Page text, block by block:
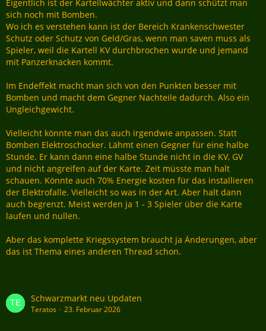
Eigentlich ist der Kartellwächter aktiv und dann schützt man
sich noch mit Bomben.
Wo ich es verstehen kann ist der Bereich Krankenschwester
Schutz oder Schutz von Geld/Gras, wenn man saven muss als
Spieler, weil die Kartell KV durchbrochen wurde und jemand
mit Panzerknacken kommt.
Im Endeffekt macht man sich von den Punkten besser mit
Bomben und macht dem Gegner Nachteile dadurch. Also ein
Ungleichgewicht.
Vielleicht könnte man das auch irgendwie anpassen. Statt
Bomben Elektroschocker. Lähmt einen Gegner für eine halbe
Stunde. Er kann dann eine halbe Stunde nicht in die KV, GV
und nicht angreifen auf der Karte. Zeit müsste man halt
schauen. Könnte auch 70% Energie kosten für das installieren
der Elektrofalle. Vielleicht so was in der Art. Aber halt dann
auch begrenzt. Meist werden ja 1 - 3 Spieler über die Karte
laufen und nullen.
Aber das komplette Kriegssystem braucht ja Änderungen, aber
das ist Thema eines anderen Thread schon.
Schwarzmarkt neu Updaten
Teratos 23. Februar 2026